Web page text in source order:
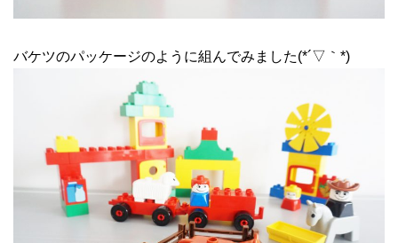
バケツのパッケージのように組んでみました(*´▽｀*)